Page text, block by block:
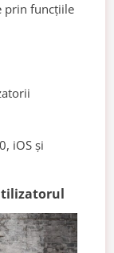
prin funcțiile
iOS și